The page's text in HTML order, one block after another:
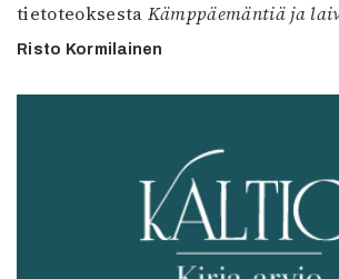
tietoteoksesta Kämppäemäntiä ja
Risto Kormilainen